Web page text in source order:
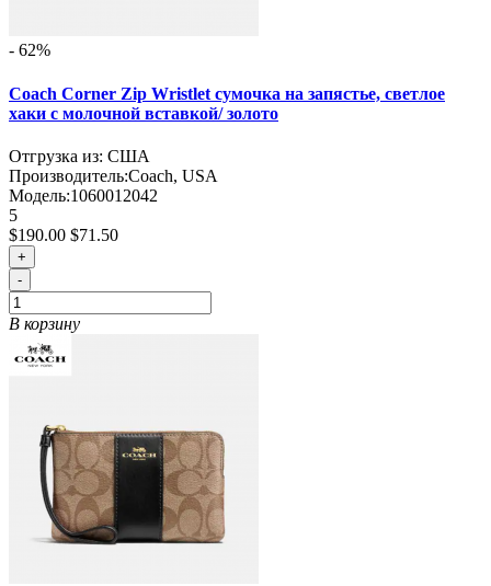
- 62%
Coach Corner Zip Wristlet сумочка на запястье, светлое
хаки с молочной вставкой/ золото
Отгрузка из: США
Производитель:Coach, USA
Модель:1060012042
5
$190.00 $71.50
+
-
В корзину